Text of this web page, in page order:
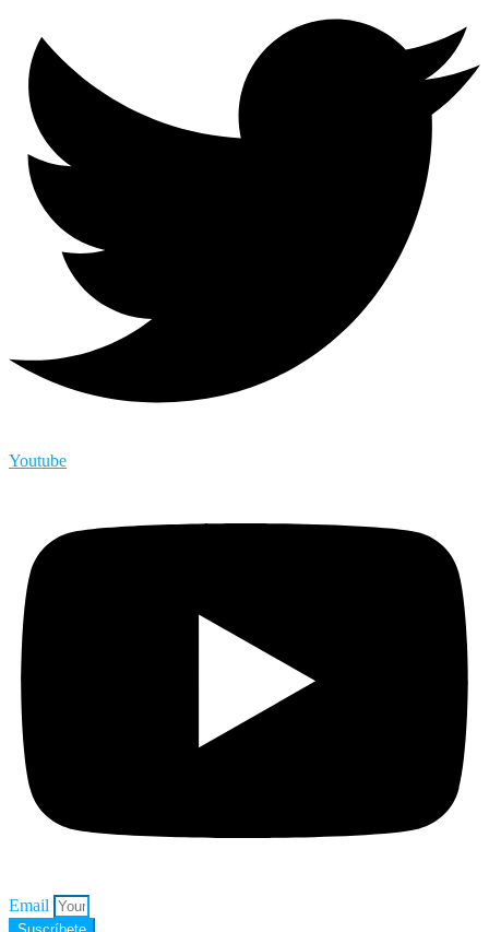
Youtube
Email